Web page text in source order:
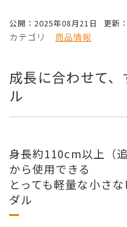
公開：2025年08月21日 更新
カテゴリ 商品情報
成長に合わせて
ル
身長約110cm以上（
から使用できる
とっても軽量な小さ
ダル